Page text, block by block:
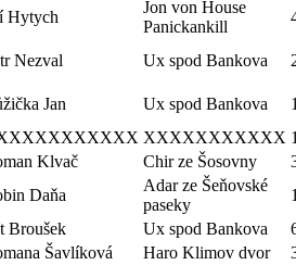
Hytych
Jon von House
Panickankill
Nezval Ux spod Bankova
Jan Ux spod Bankova
XXXXXXXXXXX
Klvač Chir ze Šosovny
Daňa
Adar ze Šeňovské
paseky
Broušek Ux spod Bankova
Šavlíková Haro Klimov dvor